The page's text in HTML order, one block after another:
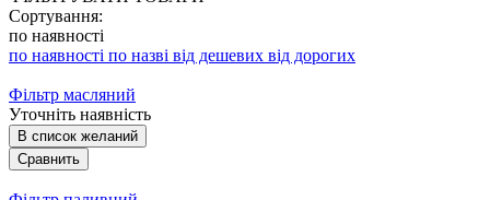
Сортування:
по наявності
по наявності по назві від дешевих від дорогих
Фільтр масляний
Уточніть наявність
В список желаний
Сравнить